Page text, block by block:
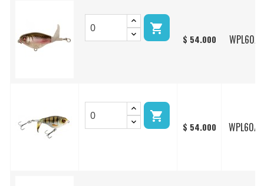

$ 54.000 WPL60/

$ 54.000 WPL60/